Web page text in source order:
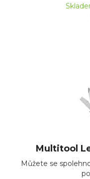
Multitool
Můžete se